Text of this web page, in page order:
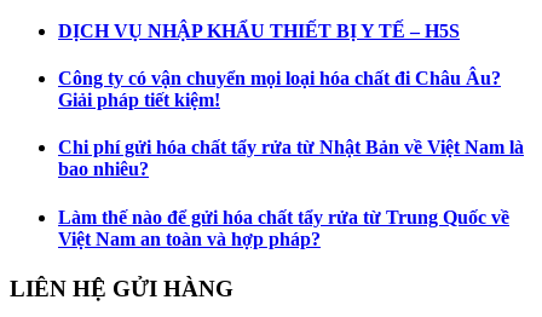
DỊCH VỤ NHẬP KHẨU THIẾT BỊ Y TẾ – H5S
Công ty có vận chuyển mọi loại hóa chất đi Châu Âu?
Giải pháp tiết kiệm!
Chi phí gửi hóa chất tẩy rửa từ Nhật Bản về Việt Nam là
bao nhiêu?
Làm thế nào để gửi hóa chất tẩy rửa từ Trung Quốc về
Việt Nam an toàn và hợp pháp?
LIÊN HỆ GỬI HÀNG